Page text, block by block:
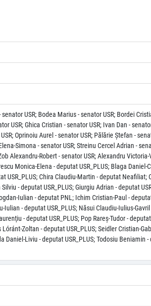
USR; Bodea Marius - senator USR; Bordei
USR; Ghica Cristian - senator USR; Ivan Dan -
Oprinoiu Aurel - senator USR; Pălărie Ştefan -
Simona - senator USR; Streinu Cercel Adrian -
Alexandru-Robert - senator USR; Alexandru
Monica-Elena - deputat USR_PLUS; Blaga
USR_PLUS; Chira Claudiu-Martin - deputat
- deputat USR_PLUS; Giurgiu Adrian - deputat
Iulian - deputat PNL; Ichim Cristian-Paul -
Iulian - deputat USR_PLUS; Năsui Claudiu-Iulius-
- deputat USR_PLUS; Pop Rareş-Tudor -
Lóránt-Zoltan - deputat USR_PLUS; Seidler Cristian-
Daniel-Liviu - deputat USR_PLUS; Todosiu